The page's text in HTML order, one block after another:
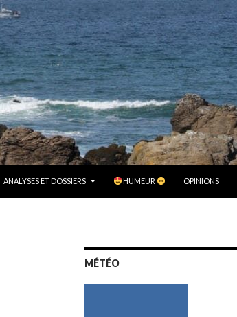
ANALYSES ET DOSSIERS HUMEUR OPINIONS
MÉTÉO